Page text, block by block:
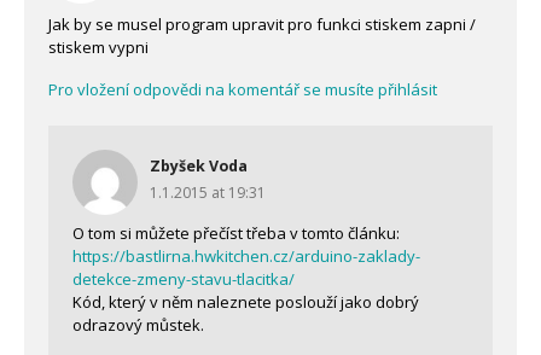
Jak by se musel program upravit pro funkci stiskem zapni /
stiskem vypni
Pro vložení odpovědi na komentář se musíte přihlásit
Zbyšek Voda
1.1.2015 at 19:31
O tom si můžete přečíst třeba v tomto článku:
https://bastlirna.hwkitchen.cz/arduino-zaklady-
detekce-zmeny-stavu-tlacitka/
Kód, který v něm naleznete poslouží jako dobrý
odrazový můstek.